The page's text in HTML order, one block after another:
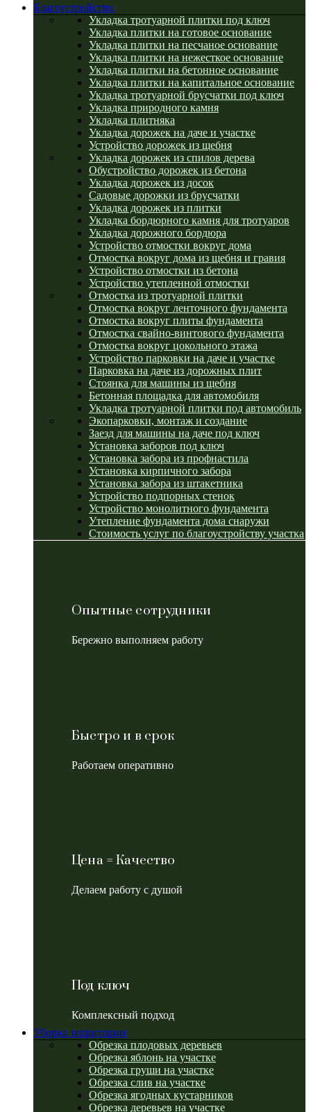
Благоустройство
Укладка тротуарной плитки под ключ
Укладка плитки на готовое основание
Укладка плитки на песчаное основание
Укладка плитки на нежесткое основание
Укладка плитки на бетонное основание
Укладка плитки на капитальное основание
Укладка тротуарной брусчатки под ключ
Укладка природного камня
Укладка плитняка
Укладка дорожек на даче и участке
Устройство дорожек из щебня
Укладка дорожек из спилов дерева
Обустройство дорожек из бетона
Укладка дорожек из досок
Садовые дорожки из брусчатки
Укладка дорожек из плитки
Укладка бордюрного камня для тротуаров
Укладка дорожного бордюра
Устройство отмостки вокруг дома
Отмостка вокруг дома из щебня и гравия
Устройство отмостки из бетона
Устройство утепленной отмостки
Отмостка из тротуарной плитки
Отмостка вокруг ленточного фундамента
Отмостка вокруг плиты фундамента
Отмостка свайно-винтового фундамента
Отмостка вокруг цокольного этажа
Устройство парковки на даче и участке
Парковка на даче из дорожных плит
Стоянка для машины из щебня
Бетонная площадка для автомобиля
Укладка тротуарной плитки под автомобиль
Экопарковки, монтаж и создание
Заезд для машины на даче под ключ
Установка заборов под ключ
Установка забора из профнастила
Установка кирпичного забора
Установка забора из штакетника
Устройство подпорных стенок
Устройство монолитного фундамента
Утепление фундамента дома снаружи
Стоимость услуг по благоустройству участка
Опытные сотрудники
Бережно выполняем работу
Быстро и в срок
Работаем оперативно
Цена = Качество
Делаем работу с душой
Под ключ
Комплексный подход
Уборка территории
Обрезка плодовых деревьев
Обрезка яблонь на участке
Обрезка груши на участке
Обрезка слив на участке
Обрезка ягодных кустарников
Обрезка деревьев на участке